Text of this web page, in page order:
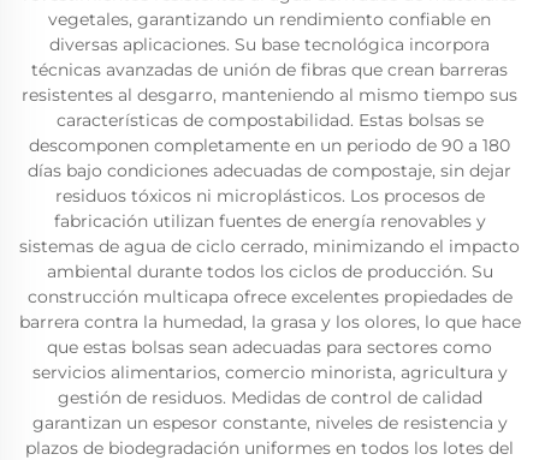
vegetales, garantizando un rendimiento confiable en
diversas aplicaciones. Su base tecnológica incorpora
técnicas avanzadas de unión de fibras que crean barreras
resistentes al desgarro, manteniendo al mismo tiempo sus
características de compostabilidad. Estas bolsas se
descomponen completamente en un periodo de 90 a 180
días bajo condiciones adecuadas de compostaje, sin dejar
residuos tóxicos ni microplásticos. Los procesos de
fabricación utilizan fuentes de energía renovables y
sistemas de agua de ciclo cerrado, minimizando el impacto
ambiental durante todos los ciclos de producción. Su
construcción multicapa ofrece excelentes propiedades de
barrera contra la humedad, la grasa y los olores, lo que hace
que estas bolsas sean adecuadas para sectores como
servicios alimentarios, comercio minorista, agricultura y
gestión de residuos. Medidas de control de calidad
garantizan un espesor constante, niveles de resistencia y
plazos de biodegradación uniformes en todos los lotes del